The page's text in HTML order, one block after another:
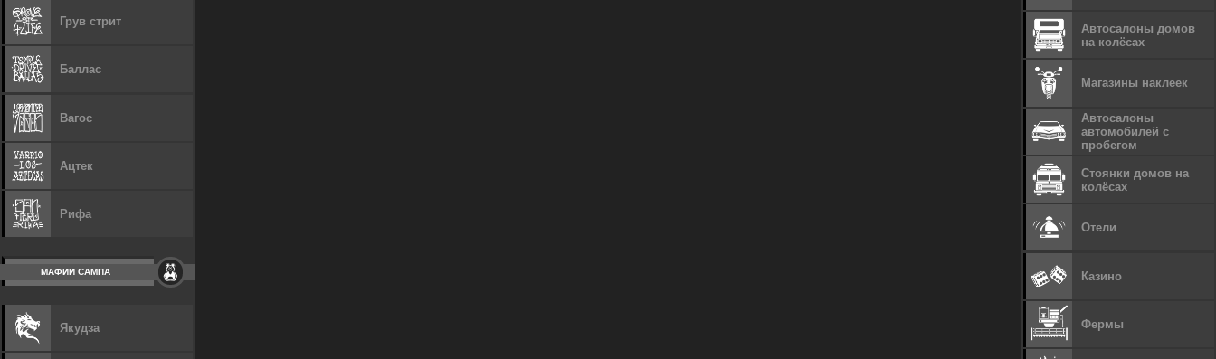
Грув стрит
Баллас
Вагос
Ацтек
Рифа
МАФИИ САМПА
Якудза
Автосалоны домов
на колёсах
Магазины наклеек
Автосалоны
автомобилей с
пробегом
Стоянки домов на
колёсах
Отели
Казино
Фермы